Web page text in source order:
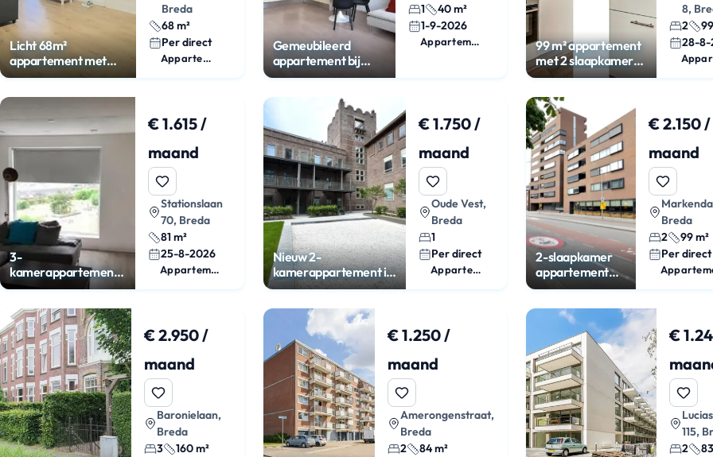
Licht 68m²
appartement met
parking aan de
Breda
68 m²
Per direct
Appartement
Gemeubileerd
appartement bij
Breda CS
1
40 m²
1-9-2026
Appartement
99 m² appartement
met 2 slaapkamers
in Breda
8,
2
28-8-
3-
kamerappartement
met balkon in
€ 1.615 /
maand
Stationslaan
70, Breda
81 m²
25-8-2026
Appartement
Nieuw 2-
kamerappartement in
POST Breda
€ 1.750 /
maand
Oude Vest,
Breda
1
Per direct
Appartement
2-slaapkamer
appartement
met
Breda
€ 2.150 /
maand
Breda
2
99 m²
Per direct
€ 2.950 /
maand
Baronielaan,
Breda
3
160 m²
€ 1.250 /
maand
Amerongenstraat,
Breda
2
84 m²
€
115,
2